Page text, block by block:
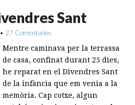
Sant
• 27 Comentarios
Mentre caminava per la terrassa
de casa, confinat durant 25 dies,
he reparat en el Divendres Sant
de la infància que em venia a la
memòria. Cap cotxe, algun